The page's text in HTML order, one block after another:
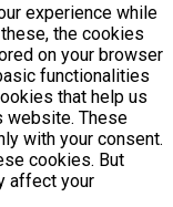
experience while
the cookies
on your browser
functionalities
that help us
website. These
with your consent.
cookies. But
affect your